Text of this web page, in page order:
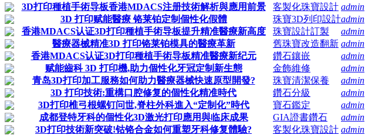
3D打印種植手術导板香港MDACS注册技術解析與應用前景
客製化珠寶設計 admin
3D 打印赋能醫療 铬莱铂定制個性化假體
珠寶3D列印設計admin
香港MDACS认证3D打印種植手術导板提升精准醫療新高度
珠寶設計訂製 admin
醫療器械精准3D 打印铬莱铂模具的醫療革新
舊珠寶改造翻新 admin
香港MDACS认证3D打印種植手術导板精准醫療新纪元
鑽石鑲嵌 admin
赋能齒科 3D 打印機,助力個性化牙冠定制新生態
金飾維修 admin
青岛3D打印加工服務如何助力醫療器械快速原型開發?
珠寶清潔保養 admin
3D 打印技術:重構口腔修复的個性化精准時代
鑽石分級 admin
3D打印椎弓根螺钉问世,脊柱外科進入“定制化”時代
寶石鑑定 admin
成都登特牙科的個性化3D激光打印應用與临床成果
GIA證書鑽石 admin
3D打印技術新突破!钴铬合金如何重塑牙科修复體驗?
客製化珠寶設計 admin